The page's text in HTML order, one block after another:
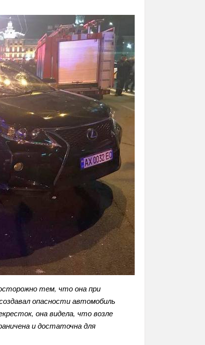
тем, что она при
опасности автомобиль
она видела, что возле
и достаточна для